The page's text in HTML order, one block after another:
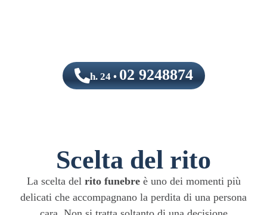
h. 24 •02 9248874
Scelta del rito
La scelta del rito funebreè uno dei momenti più
delicati che accompagnano la perdita di una persona